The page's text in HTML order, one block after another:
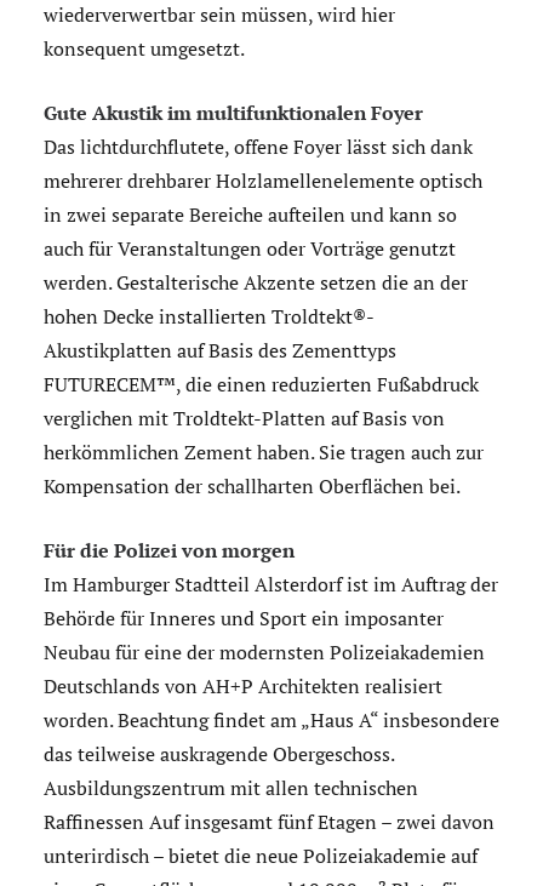
wiederverwertbar sein müssen, wird hier
konsequent umgesetzt.
Gute Akustik im multifunktionalen Foyer
Das lichtdurchflutete, offene Foyer lässt sich dank
mehrerer drehbarer Holzlamellenelemente optisch
in zwei separate Bereiche aufteilen und kann so
auch für Veranstaltungen oder Vorträge genutzt
werden. Gestalterische Akzente setzen die an der
hohen Decke installierten Troldtekt®-
Akustikplatten auf Basis des Zementtyps
FUTURECEM™, die einen reduzierten Fußabdruck
verglichen mit Troldtekt-Platten auf Basis von
herkömmlichen Zement haben. Sie tragen auch zur
Kompensation der schallharten Oberflächen bei.
Für die Polizei von morgen
Im Hamburger Stadtteil Alsterdorf ist im Auftrag der
Behörde für Inneres und Sport ein imposanter
Neubau für eine der modernsten Polizeiakademien
Deutschlands von AH+P Architekten realisiert
worden. Beachtung findet am „Haus A“ insbesondere
das teilweise auskragende Obergeschoss.
Ausbildungszentrum mit allen technischen
Raffinessen Auf insgesamt fünf Etagen – zwei davon
unterirdisch – bietet die neue Polizeiakademie auf